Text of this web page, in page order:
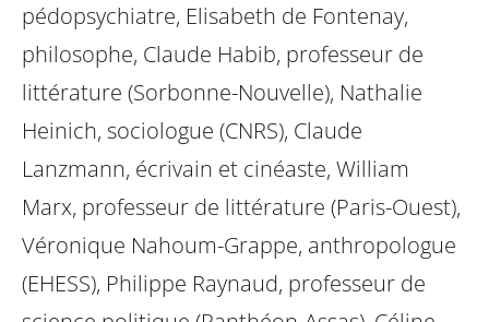
pédopsychiatre, Elisabeth de Fontenay,
philosophe, Claude Habib, professeur de
littérature (Sorbonne-Nouvelle), Nathalie
Heinich, sociologue (CNRS), Claude
Lanzmann, écrivain et cinéaste, William
Marx, professeur de littérature (Paris-Ouest),
Véronique Nahoum-Grappe, anthropologue
(EHESS), Philippe Raynaud, professeur de